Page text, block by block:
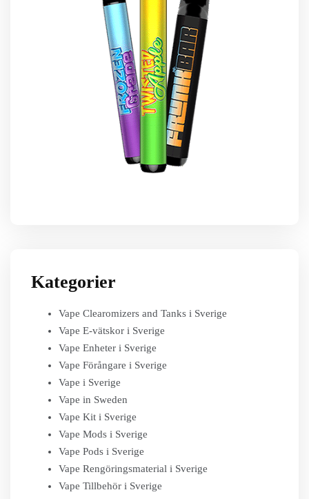
Kategorier
Vape Clearomizers and Tanks i Sverige
Vape E-vätskor i Sverige
Vape Enheter i Sverige
Vape Förångare i Sverige
Vape i Sverige
Vape in Sweden
Vape Kit i Sverige
Vape Mods i Sverige
Vape Pods i Sverige
Vape Rengöringsmaterial i Sverige
Vape Tillbehör i Sverige